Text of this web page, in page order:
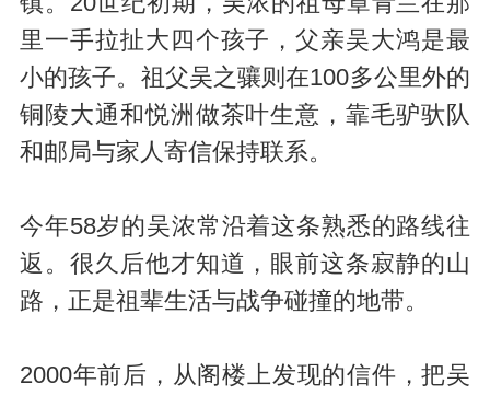
里一手拉扯大四个孩子，父亲吴大鸿是最
小的孩子。祖父吴之骧则在100多公里外的
铜陵大通和悦洲做茶叶生意，靠毛驴驮队
和邮局与家人寄信保持联系。
今年58岁的吴浓常沿着这条熟悉的路线往
返。很久后他才知道，眼前这条寂静的山
路，正是祖辈生活与战争碰撞的地带。
2000年前后，从阁楼上发现的信件，把吴